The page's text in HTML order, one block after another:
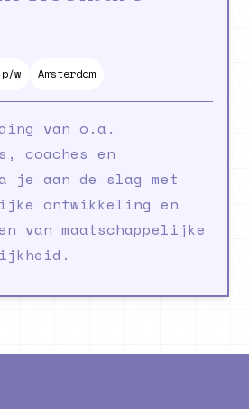
w Amsterdam
van o.a.
coaches en
je aan de slag met
ontwikkeling en
van maatschappelijke